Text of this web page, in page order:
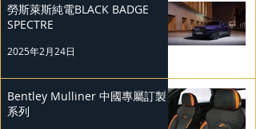
勞斯萊斯純電BLACK BADGE
SPECTRE
2025年2月24日
Bentley Mulliner 中國專屬訂製
系列